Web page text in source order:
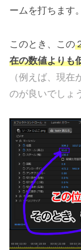
ームを打ちます。
このとき、この
在の数値よりも
（例えば、現
のが良いでしょ